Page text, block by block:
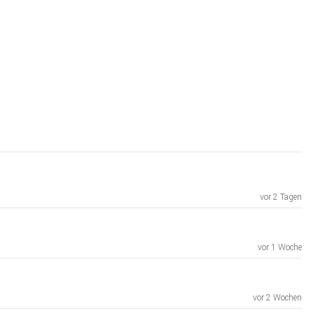
vor 2 Tagen
vor 1 Woche
vor 2 Wochen